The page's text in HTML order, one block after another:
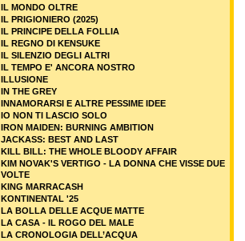
IL MONDO OLTRE
IL PRIGIONIERO (2025)
IL PRINCIPE DELLA FOLLIA
IL REGNO DI KENSUKE
IL SILENZIO DEGLI ALTRI
IL TEMPO E' ANCORA NOSTRO
ILLUSIONE
IN THE GREY
INNAMORARSI E ALTRE PESSIME IDEE
IO NON TI LASCIO SOLO
IRON MAIDEN: BURNING AMBITION
JACKASS: BEST AND LAST
KILL BILL: THE WHOLE BLOODY AFFAIR
KIM NOVAK'S VERTIGO - LA DONNA CHE VISSE DUE
VOLTE
KING MARRACASH
KONTINENTAL '25
LA BOLLA DELLE ACQUE MATTE
LA CASA - IL ROGO DEL MALE
LA CRONOLOGIA DELL’ACQUA